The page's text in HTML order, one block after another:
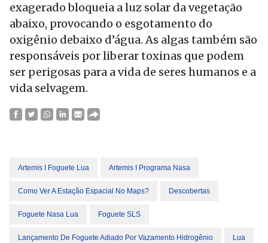
exagerado bloqueia a luz solar da vegetação
abaixo, provocando o esgotamento do
oxigênio debaixo d’água. As algas também são
responsáveis por liberar toxinas que podem
ser perigosas para a vida de seres humanos e a
vida selvagem.
Artemis I Foguete Lua Artemis I Programa Nasa
Como Ver A Estação Espacial No Maps? Descobertas
Foguete Nasa Lua Foguete SLS
Lançamento De Foguete Adiado Por Vazamento Hidrogênio Lua